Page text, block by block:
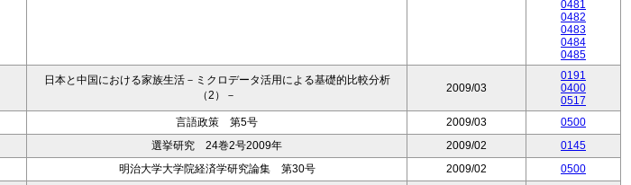
0481
0482
0483
0484
0485
日本と中国における家族生活－ミクロデータ活用による基礎的比較分析
（2）－
2009/03
0191
0400
0517
言語政策 第5号 2009/03
0500
選挙研究 24巻2号2009年 2009/02
0145
明治大学大学院経済学研究論集 第30号 2009/02
0500